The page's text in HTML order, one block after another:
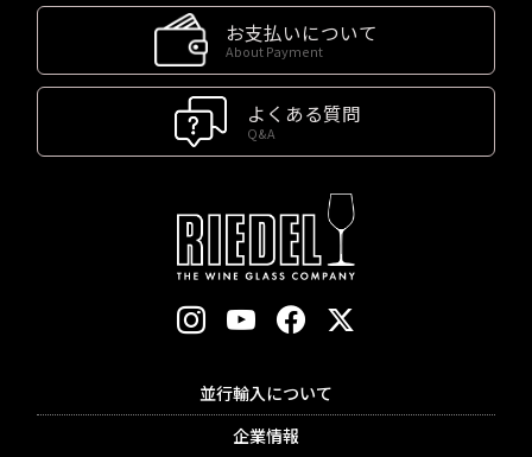
お支払いについて
About Payment
よくある質問
Q&A
並行輸入について
企業情報